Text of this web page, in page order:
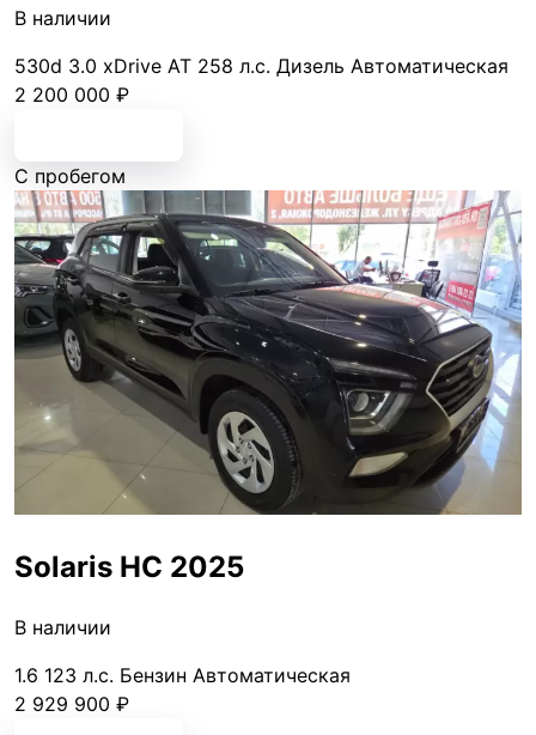
В наличии
530d 3.0 xDrive AT 258 л.с. Дизель Автоматическая
2 200 000 ₽
С пробегом
Solaris HС 2025
В наличии
1.6 123 л.с. Бензин Автоматическая
2 929 900 ₽